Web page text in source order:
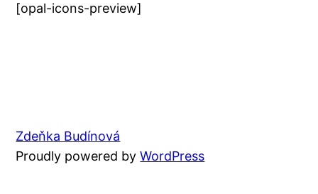
[opal-icons-preview]
Zdeňka Budínová
Proudly powered byWordPress